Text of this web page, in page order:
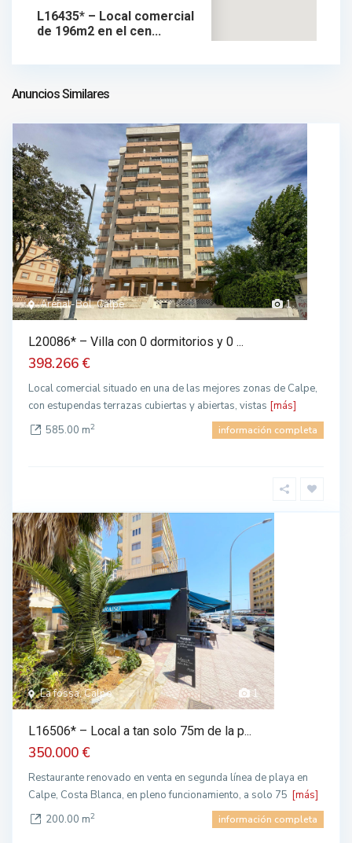
320.000 €
L16435* – Local comercial
de 196m2 en el cen...
320.000 €
Anuncios Similares
1
Arenal-Bol, Calpe
L20086* – Villa con 0 dormitorios y 0 ...
398.266 €
Local comercial situado en una de las mejores zonas de Calpe,
con estupendas terrazas cubiertas y abiertas, vistas [más]
585.00 m2 información completa
1
La fossa, Calpe
L16506* – Local a tan solo 75m de la p...
350.000 €
Restaurante renovado en venta en segunda línea de playa en
Calpe, Costa Blanca, en pleno funcionamiento, a solo 75 [más]
200.00 m2 información completa